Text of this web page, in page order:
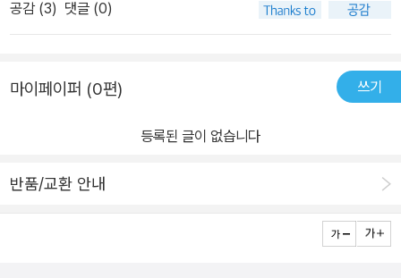
다. 다르게 이야기하면, 이 책에서 다루는 글로벌 푸드 하나하나에 한
이의 삶이 스며 있는 것이다. 공식적으로 1882년 조미수호통상조약
을 맺으면서 한반도에 들어온 위스키의 역사에서는 대한제국 시기 처
모던보이, 식민지 시기부터 해방 후까지 제조된 ‘유사 위스키’와 이로
위스키, 양주와 맥주를 섞어 마시는 한국의 ‘폭탄주’ 문화까지 위스키
본고장만큼이나 흥미진진한 한국 위스키 이야기를 만날 수 있다. 신
라시대부터 얼음 저장고를 지었을 만큼 얼음의 역사가 오래되었음에
기원에서부터 그 음식과 관련된 최근의 유행까지 쭉 훑어보는데 역사
적 사실들을 가볍고 쉽게 서술하고 있다. 거기에 컬러로 된 사진, 그림
이야기하는 K푸드의 미래에 거창한 포부가 있는 사람이 아니더라도,
관련된 세계사와 한국의 생활사를 접할 수 있어 재미있게 읽을 수 있
하려고 한다.​ 첫 번째는 저자가 권하는 방법이다. 독자들도 자신의 글
벌 푸드 경험사가 많은 이들의 식탁 위에 펼쳐졌으면 좋겠다고 하니,
공감 (3) 댓글 (0)
마이페이퍼 (0편) 쓰기
등록된 글이 없습니다
반품/교환 안내